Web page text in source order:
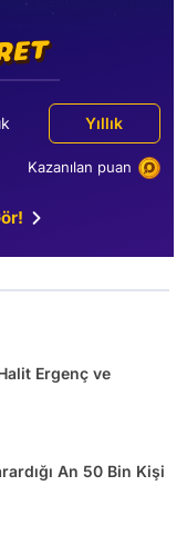
Yıllık
Kazanılan puan
Ergenç ve
An 50 Bin Kişi